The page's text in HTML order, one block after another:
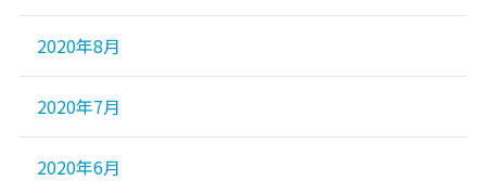
2020年8月
2020年7月
2020年6月